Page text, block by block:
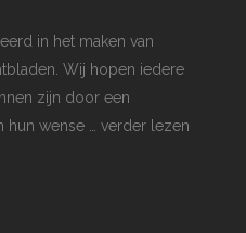
in het maken van
Wij hopen iedere
zijn door een
hun wense … verder lezen